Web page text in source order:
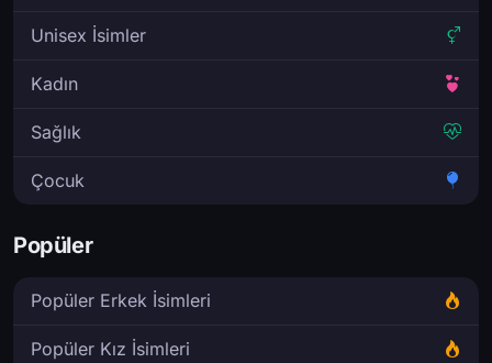
Unisex İsimler
Kadın
Sağlık
Çocuk
Popüler
Popüler Erkek İsimleri
Popüler Kız İsimleri